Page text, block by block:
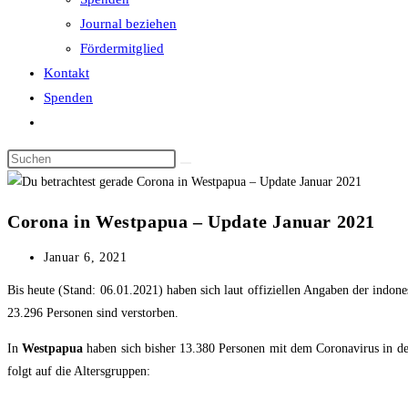
Journal beziehen
Fördermitglied
Kontakt
Spenden
umschalten
Diese
Website
Corona in Westpapua – Update Januar 2021
Beitrag
Januar 6, 2021
Bis heute (Stand: 06.01.2021) haben sich laut offiziellen Angaben der
23.296 Personen sind verstorben.
InWestpapua haben sich bisher 13.380 Personen mit dem Coronavirus in
folgt auf die Altersgruppen: